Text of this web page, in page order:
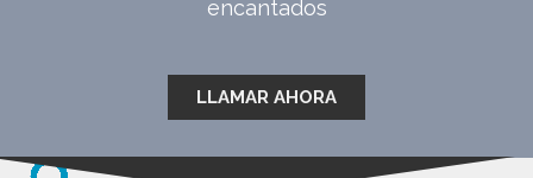
encantados
LLAMAR AHORA